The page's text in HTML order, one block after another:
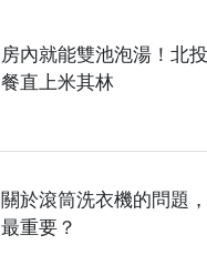
房內就能雙池泡湯！北
餐直上米其林
關於滾筒洗衣機的問題
最重要？